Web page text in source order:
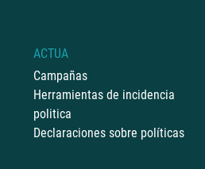
ACTUA
Campañas
Herramientas de incidencia
politica
Declaraciones sobre políticas